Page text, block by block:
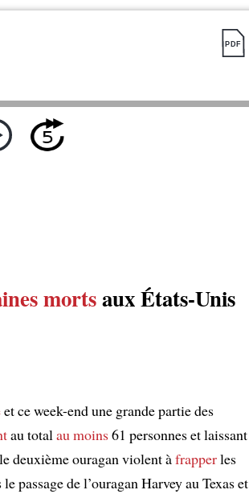
mortsaux États-Unis
et ce week-end une grande partie des
au totalau moins61 personnes et laissant
deuxième ouragan violent àfrapperles
passage de l’ouragan Harvey au Texas et